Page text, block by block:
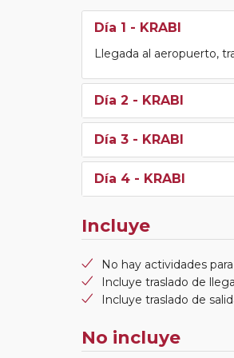
Día 1 - KRABI
Llegada al aeropuerto,
Día 2 - KRABI
Día 3 - KRABI
Día 4 - KRABI
Incluye
No hay actividades
Incluye traslado de
Incluye traslado de
No incluye